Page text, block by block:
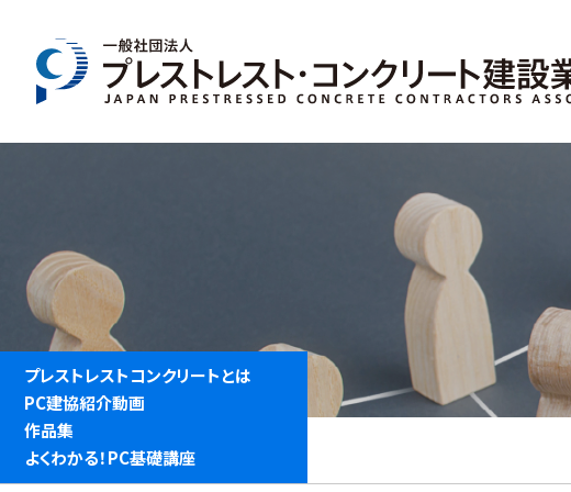
プレストレストコンクリートとは
PC建協紹介動画
作品集
よくわかる！PC基礎講座